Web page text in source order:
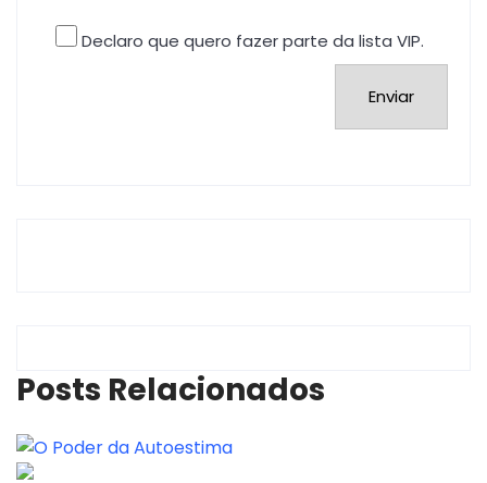
Declaro que quero fazer parte da lista VIP.
Posts Relacionados